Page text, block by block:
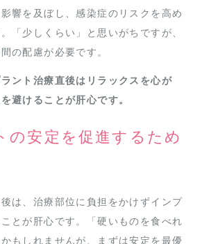
響を及ぼし、感染症のリスクを高め
「少しくらい」と思いがちですが、
の配慮が必要です。
ント治療直後はリラックスを心が
避けることが肝心です。
の安定を促進するため
は、治療部位に負担をかけずインプ
とが肝心です。「硬いものを食べれ
もしれませんが、まずは安定を最優